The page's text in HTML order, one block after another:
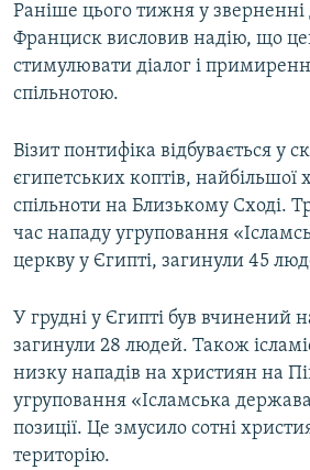
Раніше цього тижня у зверненні
Франциск висловив надію, що
стимулювати діалог і
спільнотою.
Візит понтифіка відбувається у
єгипетських коптів, найбільшої
спільноти на Близькому Сході.
час нападу угруповання
церкву у Єгипті, загинули 45
У грудні у Єгипті був вчинений
загинули 28 людей. Також
низку нападів на християн на
угруповання «Ісламська
позиції. Це змусило сотні
територію.